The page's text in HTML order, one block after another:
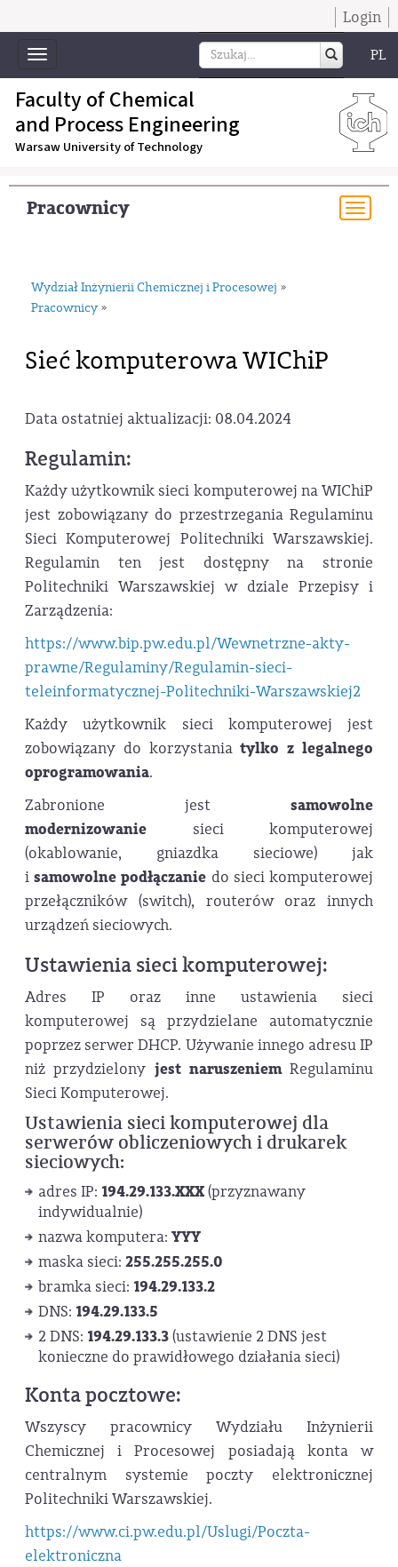
Login
Toggle
navigation
PL
Faculty of Chemical
and Process Engineering
Warsaw University of Technology
Pracownicy
Wydział Inżynierii Chemicznej i Procesowej »
Pracownicy »
Sieć komputerowa WIChiP
Data ostatniej aktualizacji: 08.04.2024
Regulamin:
Każdy użytkownik sieci komputerowej na WIChiP
jest zobowiązany do przestrzegania Regulaminu
Sieci Komputerowej Politechniki Warszawskiej.
Regulamin ten jest dostępny na stronie
Politechniki Warszawskiej w dziale Przepisy i
Zarządzenia:
https://www.bip.pw.edu.pl/Wewnetrzne-akty-
prawne/Regulaminy/Regulamin-sieci-
teleinformatycznej-Politechniki-Warszawskiej2
Każdy użytkownik sieci komputerowej jest
zobowiązany do korzystaniatylko z legalnego
oprogramowania.
Zabronione jest samowolne
modernizowanie sieci komputerowej
(okablowanie, gniazdka sieciowe) jak
isamowolne podłączanie do sieci komputerowej
przełączników (switch), routerów oraz innych
urządzeń sieciowych.
Ustawienia sieci komputerowej:
Adres IP oraz inne ustawienia sieci
komputerowej są przydzielane automatycznie
poprzez serwer DHCP. Używanie innego adresu IP
niż przydzielony jest naruszeniemRegulaminu
Sieci Komputerowej.
Ustawienia sieci komputerowej dla
serwerów obliczeniowych i drukarek
sieciowych:
adres IP: 194.29.133.XXX(przyznawany
indywidualnie)
nazwa komputera: YYY
maska sieci: 255.255.255.0
bramka sieci: 194.29.133.2
DNS: 194.29.133.5
2 DNS: 194.29.133.3(ustawienie 2 DNS jest
konieczne do prawidłowego działania sieci)
Konta pocztowe:
Wszyscy pracownicy Wydziału Inżynierii
Chemicznej i Procesowej posiadają konta w
centralnym systemie poczty elektronicznej
Politechniki Warszawskiej.
https://www.ci.pw.edu.pl/Uslugi/Poczta-
elektroniczna